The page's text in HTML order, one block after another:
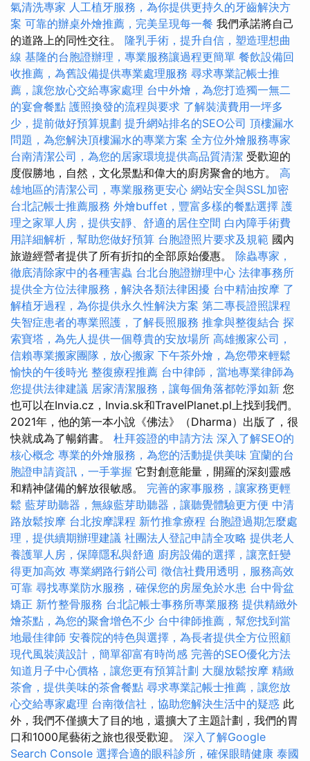
氣清洗專家 人工植牙服務，為你提供更持久的牙齒解決方
案 可靠的辦桌外燴推薦，完美呈現每一餐 我們承諾將自己
的道路上的同性交往。 隆乳手術，提升自信，塑造理想曲
線 基隆的台胞證辦理，專業服務讓過程更簡單 餐飲設備回
收推薦，為舊設備提供專業處理服務 尋求專業記帳士推
薦，讓您放心交給專家處理 台中外燴，為您打造獨一無二
的宴會餐點 護照換發的流程與要求 了解裝潢費用一坪多
少，提前做好預算規劃 提升網站排名的SEO公司 頂樓漏水
問題，為您解決頂樓漏水的專業方案 全方位外燴服務專家
台南清潔公司，為您的居家環境提供高品質清潔 受歡迎的
度假勝地，自然，文化景點和偉大的廚房聚會的地方。 高
雄地區的清潔公司，專業服務更安心 網站安全與SSL加密
台北記帳士推薦服務 外燴buffet，豐富多樣的餐點選擇 護
理之家單人房，提供安靜、舒適的居住空間 白內障手術費
用詳細解析，幫助您做好預算 台胞證照片要求及規範 國內
旅遊經營者提供了所有折扣的全部原始優惠。 除蟲專家，
徹底清除家中的各種害蟲 台北台胞證辦理中心 法律事務所
提供全方位法律服務，解決各類法律困擾 台中精油按摩 了
解植牙過程，為你提供永久性解決方案 第二專長證照課程
失智症患者的專業照護，了解長照服務 推拿與整復結合 探
索寶塔，為先人提供一個尊貴的安放場所 高雄搬家公司，
信賴專業搬家團隊，放心搬家 下午茶外燴，為您帶來輕鬆
愉快的午後時光 整復療程推薦 台中律師，當地專業律師為
您提供法律建議 居家清潔服務，讓每個角落都乾淨如新 您
也可以在Invia.cz，Invia.sk和TravelPlanet.pl上找到我們。
2021年，他的第一本小說《佛法》（Dharma）出版了，很
快就成為了暢銷書。 杜拜簽證的申請方法 深入了解SEO的
核心概念 專業的外燴服務，為您的活動提供美味 宜蘭的台
胞證申請資訊，一手掌握 它對創意能量，開羅的深刻靈感
和精神儲備的解放很敏感。 完善的家事服務，讓家務更輕
鬆 藍芽助聽器，無線藍芽助聽器，讓聽覺體驗更方便 中清
路放鬆按摩 台北按摩課程 新竹推拿療程 台胞證過期怎麼處
理，提供續期辦理建議 社團法人登記申請全攻略 提供老人
養護單人房，保障隱私與舒適 廚房設備的選擇，讓烹飪變
得更加高效 專業網路行銷公司 徵信社費用透明，服務高效
可靠 尋找專業防水服務，確保您的房屋免於水患 台中骨盆
矯正 新竹整骨服務 台北記帳士事務所專業服務 提供精緻外
燴茶點，為您的聚會增色不少 台中律師推薦，幫您找到當
地最佳律師 安養院的特色與選擇，為長者提供全方位照顧
現代風裝潢設計，簡單卻富有時尚感 完善的SEO優化方法
知道月子中心價格，讓您更有預算計劃 大腿放鬆按摩 精緻
茶會，提供美味的茶會餐點 尋求專業記帳士推薦，讓您放
心交給專家處理 台南徵信社，協助您解決生活中的疑惑 此
外，我們不僅擴大了目的地，還擴大了主題計劃，我們的胃
口和1000尾藝術之旅也很受歡迎。 深入了解Google
Search Console 選擇合適的眼科診所，確保眼睛健康 泰國